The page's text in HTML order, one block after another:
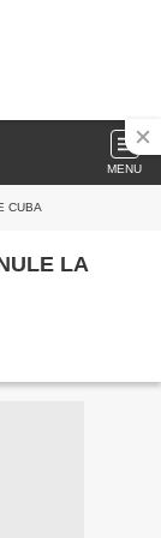
MENU
CUBA
LA